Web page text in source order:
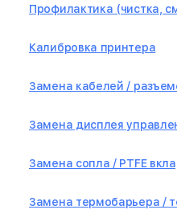
Профилактика (чистка,
Калибровка принтера
Замена кабелей /
Замена дисплея
Замена сопла / PTFE
Замена термобарьера /